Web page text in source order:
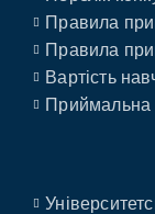
Правила
Правила
Вартість
Приймальна